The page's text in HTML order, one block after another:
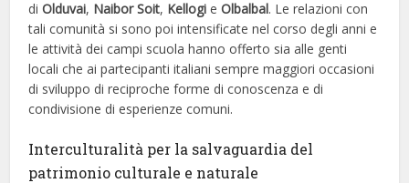
di Olduvai, Naibor Soit, Kellogie Olbalbal. Le relazioni con
tali comunità si sono poi intensificate nel corso degli anni e
le attività dei campi scuola hanno offerto sia alle genti
locali che ai partecipanti italiani sempre maggiori occasioni
di sviluppo di reciproche forme di conoscenza e di
condivisione di esperienze comuni.
Interculturalità per la salvaguardia del
patrimonio culturale e naturale